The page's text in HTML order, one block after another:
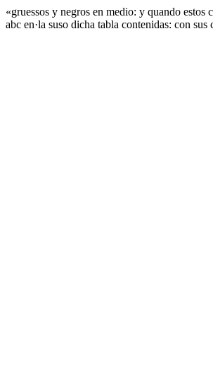
«gruessos y negros en medio: y quando
abc en·la suso dicha tabla contenidas: con